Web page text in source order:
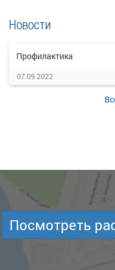
Новости
Профилактика
07.09.2022
Посмотреть